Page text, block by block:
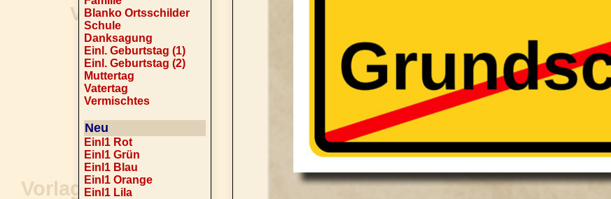
Blanko Ortsschilder
Schule
Danksagung
Einl. Geburtstag (1)
Einl. Geburtstag (2)
Muttertag
Vatertag
Vermischtes
Neu
Einl1 Rot
Einl1 Grün
Einl1 Blau
Einl1 Orange
Einl1 Lila